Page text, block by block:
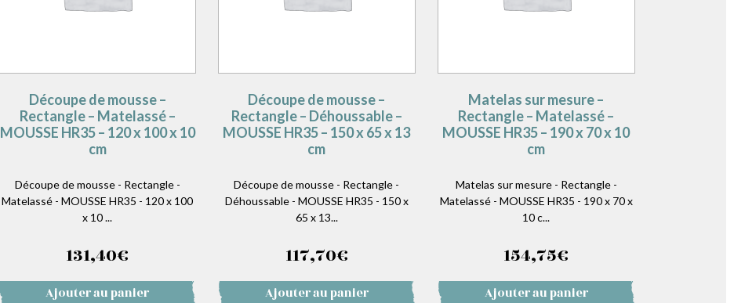
Découpe de mousse –
Rectangle – Matelassé –
MOUSSE HR35 – 120 x 100 x 10
cm
Découpe de mousse - Rectangle -
Matelassé - MOUSSE HR35 - 120 x 100
x 10 ...
131,40€
Ajouter au panier
Découpe de mousse –
Rectangle – Déhoussable –
MOUSSE HR35 – 150 x 65 x 13
cm
Découpe de mousse - Rectangle -
Déhoussable - MOUSSE HR35 - 150 x
65 x 13...
117,70€
Ajouter au panier
Matelas sur mesure –
Rectangle – Matelassé –
MOUSSE HR35 – 190 x 70 x 10
cm
Matelas sur mesure - Rectangle -
Matelassé - MOUSSE HR35 - 190 x 70 x
10 c...
154,75€
Ajouter au panier